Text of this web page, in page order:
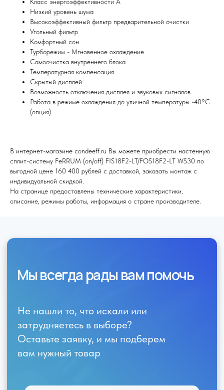
Низкий уровень шума
Высокоэффективный фильтр предварительной очистки
Угольный фильтр
Комфортный сон
Турборежим - Мгновенное охлаждение
Самоочистка внутреннего блока
Температурная компенсация
Скрытый дисплей
Возможность отключения дисплея и звуковых сигналов
Работа в режиме охлаждения до уличной температуры -40°С
(опция)
В интернет-магазине condeeff.ru Вы можете приобрести настенную
сплит-систему FeRRUM (on/off) FIS18F2-LT/FOS18F2-LT WS30 по
выгодной цене 160 400 рублей с доставкой, заказать монтаж с
индивидуальной скидкой.
На странице предоставлены технические характеристики,
описание, режимы работы, информация о стране производителе.
Я согласен (на) с политикой обработки персональных данных
Отправить
Не нашли то, что искали или
затрудняетесь в выборе?
Оставьте заявку, и мы подберем
вам нужный товар
Мы всегда рады вам помочь